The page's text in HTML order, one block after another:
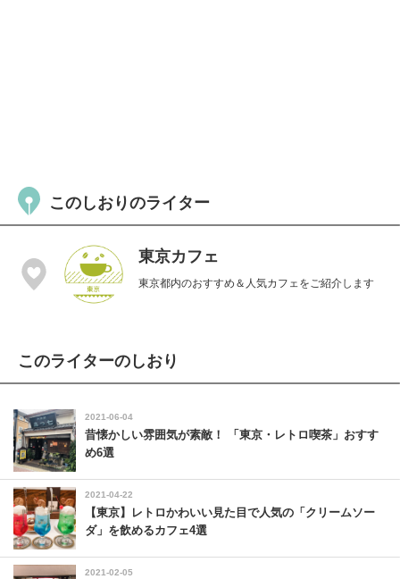
このしおりのライター
東京カフェ
東京都内のおすすめ＆人気カフェをご紹介します
このライターのしおり
2021-06-04
昔懐かしい雰囲気が素敵！ 「東京・レトロ喫茶」おすす
め6選
2021-04-22
【東京】レトロかわいい見た目で人気の「クリームソー
ダ」を飲めるカフェ4選
2021-02-05